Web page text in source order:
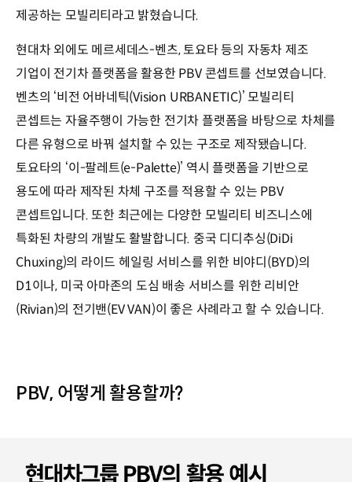
제공하는 모빌리티라고 밝혔습니다.
현대차 외에도 메르세데스-벤츠, 토요타 등의 자동차 제조
기업이 전기차 플랫폼을 활용한 PBV 콘셉트를 선보였습니다.
벤츠의 ‘비전 어바네틱(Vision URBANETIC)’ 모빌리티
콘셉트는 자율주행이 가능한 전기차 플랫폼을 바탕으로 차체를
다른 유형으로 바꿔 설치할 수 있는 구조로 제작됐습니다.
토요타의 ‘이-팔레트(e-Palette)’ 역시 플랫폼을 기반으로
용도에 따라 제작된 차체 구조를 적용할 수 있는 PBV
콘셉트입니다. 또한 최근에는 다양한 모빌리티 비즈니스에
특화된 차량의 개발도 활발합니다. 중국 디디추싱(DiDi
Chuxing)의 라이드 헤일링 서비스를 위한 비야디(BYD)의
D1이나, 미국 아마존의 도심 배송 서비스를 위한 리비안
(Rivian)의 전기밴(EV VAN)이 좋은 사례라고 할 수 있습니다.
PBV, 어떻게 활용할까?